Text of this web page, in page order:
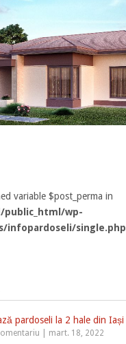
variable $post_perma in
wp-
infopardoseli/single.php
pardoseli la 2 hale din Iași
mart. 18, 2022